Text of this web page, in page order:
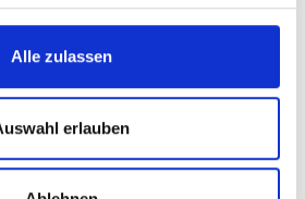
Alle zulassen
erlauben